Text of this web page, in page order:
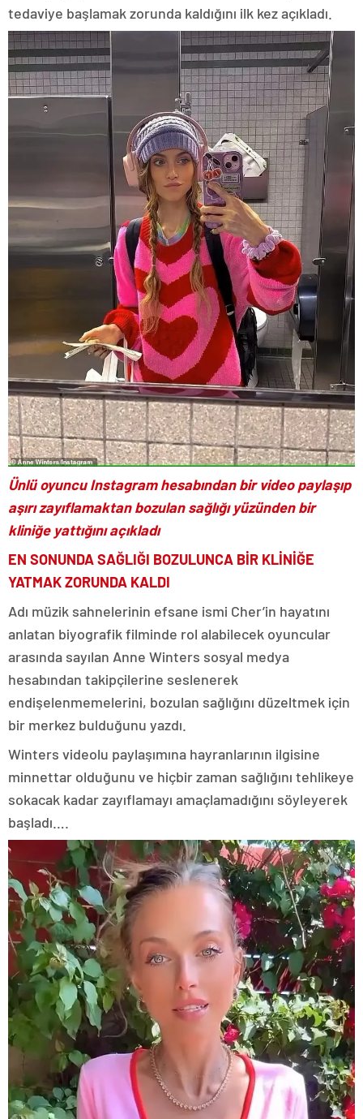
tedaviye başlamak zorunda kaldığını ilk kez açıkladı.
Ünlü oyuncu Instagram hesabından bir video paylaşıp
aşırı zayıflamaktan bozulan sağlığı yüzünden bir
kliniğe yattığını açıkladı
EN SONUNDA SAĞLIĞI BOZULUNCA BİR KLİNİĞE
YATMAK ZORUNDA KALDI
Adı müzik sahnelerinin efsane ismi Cher’in hayatını
anlatan biyografik filminde rol alabilecek oyuncular
arasında sayılan Anne Winters sosyal medya
hesabından takipçilerine seslenerek
endişelenmemelerini, bozulan sağlığını düzeltmek için
bir merkez bulduğunu yazdı.
Winters videolu paylaşımına hayranlarının ilgisine
minnettar olduğunu ve hiçbir zaman sağlığını tehlikeye
sokacak kadar zayıflamayı amaçlamadığını söyleyerek
başladı….